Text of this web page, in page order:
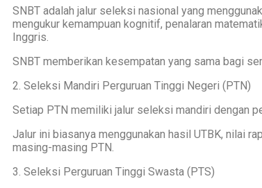
SNBT adalah jalur seleksi nasional yang
mengukur kemampuan kognitif, penalaran
Inggris.
SNBT memberikan kesempatan yang sama bagi
2. Seleksi Mandiri Perguruan Tinggi Negeri (PTN)
Setiap PTN memiliki jalur seleksi mandiri dengan
Jalur ini biasanya menggunakan hasil UTBK, nilai
masing-masing PTN.
3. Seleksi Perguruan Tinggi Swasta (PTS)